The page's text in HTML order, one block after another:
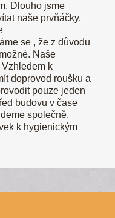
Dlouho jsme
naše prvňáčky.
se , že z důvodu
Naše
k
doprovod roušku a
pouze jeden
budovu v čase
společně.
k hygienickým